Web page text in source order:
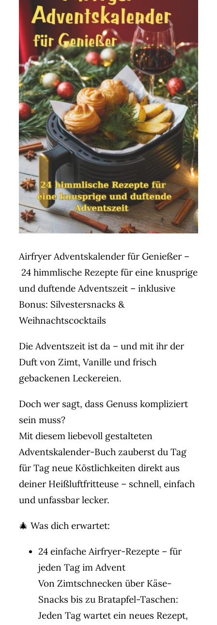
Airfryer Adventskalender für Genießer –
24 himmlische Rezepte für eine knusprige
und duftende Adventszeit – inklusive
Bonus: Silvestersnacks &
Weihnachtscocktails
Die Adventszeit ist da – und mit ihr der
Duft von Zimt, Vanille und frisch
gebackenen Leckereien.
Doch wer sagt, dass Genuss kompliziert
sein muss?
Mit diesem liebevoll gestalteten
Adventskalender-Buch zauberst du Tag
für Tag neue Köstlichkeiten direkt aus
deiner Heißluftfritteuse – schnell, einfach
und unfassbar lecker.
🎄 Was dich erwartet:
24 einfache Airfryer-Rezepte – für
jeden Tag im Advent
Von Zimtschnecken über Käse-
Snacks bis zu Bratapfel-Taschen:
Jeden Tag wartet ein neues Rezept,